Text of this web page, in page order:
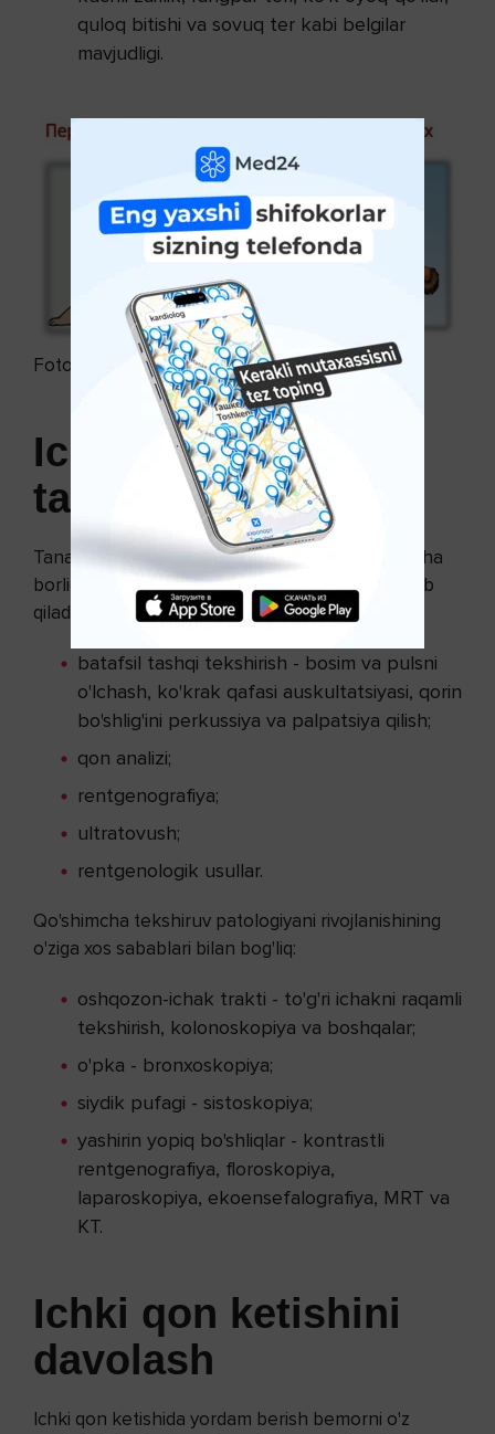
quloq bitishi va sovuq ter kabi belgilar
mavjudligi.
Foto: гб1камышин.рф
Ichki qon ketishini
tashxislash
Tananing ichki bo'shliqlarida qon ketishida shubha
borligi keng qamrovli diagnostik tekshiruvni talab
qiladi:
batafsil tashqi tekshirish - bosim va pulsni
o'lchash, ko'krak qafasi auskultatsiyasi, qorin
bo'shlig'ini perkussiya va palpatsiya qilish;
qon analizi;
rentgenografiya;
ultratovush;
rentgenologik usullar.
Qo'shimcha tekshiruv patologiyani rivojlanishining
o'ziga xos sabablari bilan bog'liq:
oshqozon-ichak trakti - to'g'ri ichakni raqamli
tekshirish, kolonoskopiya va boshqalar;
o'pka - bronxoskopiya;
siydik pufagi - sistoskopiya;
yashirin yopiq bo'shliqlar - kontrastli
rentgenografiya, floroskopiya,
laparoskopiya, ekoensefalografiya, MRT va
KT.
Ichki qon ketishini
davolash
Ichki qon ketishida yordam berish bemorni o'z